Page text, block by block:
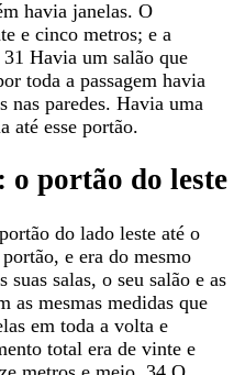
havia janelas. O
e cinco metros; e a
31 Havia um salão que
toda a passagem havia
nas paredes. Havia uma
até esse portão.
: o portão do leste
portão do lado leste até o
portão, e era do mesmo
suas salas, o seu salão e as
as mesmas medidas que
em toda a volta e
total era de vinte e